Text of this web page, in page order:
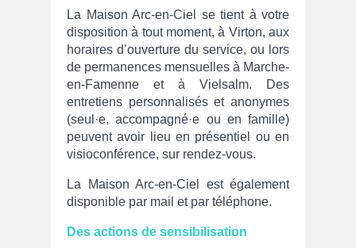
La Maison Arc-en-Ciel se tient à votre
disposition à tout moment, à Virton, aux
horaires d’ouverture du service, ou lors
de permanences mensuelles à Marche-
en-Famenne et à Vielsalm. Des
entretiens personnalisés et anonymes
(seul·e, accompagné·e ou en famille)
peuvent avoir lieu en présentiel ou en
visioconférence, sur rendez-vous.
La Maison Arc-en-Ciel est également
disponible par mail et par téléphone.
Des actions de sensibilisation